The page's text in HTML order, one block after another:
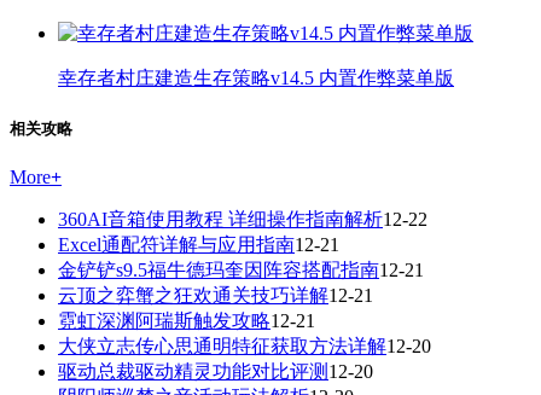
幸存者村庄建造生存策略v14.5 内置作弊菜单版
相关攻略
More+
360AI音箱使用教程 详细操作指南解析12-22
Excel通配符详解与应用指南12-21
金铲铲s9.5福牛德玛奎因阵容搭配指南12-21
云顶之弈蟹之狂欢通关技巧详解12-21
霓虹深渊阿瑞斯触发攻略12-21
大侠立志传心思通明特征获取方法详解12-20
驱动总裁驱动精灵功能对比评测 12-20